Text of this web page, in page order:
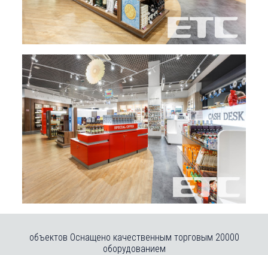
20000 объектов Оснащено качественным торговым
оборудованием